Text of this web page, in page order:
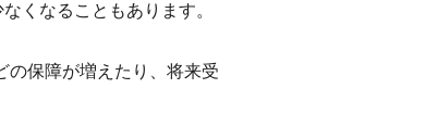
くなることもあります。
の保障が増えたり、将来受